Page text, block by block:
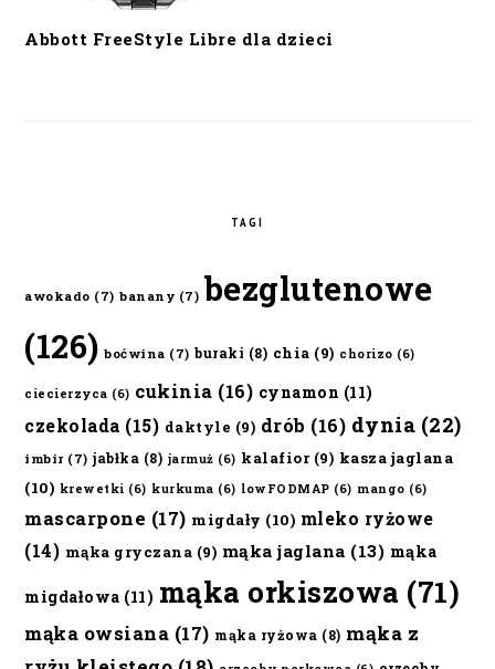
Abbott FreeStyle Libre dla dzieci
TAGI
awokado (7) banany (7) bezglutenowe
(126) boćwina (7) buraki (8) chia (9) chorizo (6)
ciecierzyca (6) cukinia (16) cynamon (11)
czekolada (15) daktyle (9) drób (16) dynia (22)
imbir (7) jabłka (8) jarmuż (6) kalafior(9) kasza jaglana
(10) krewetki (6) kurkuma (6) lowFODMAP (6) mango (6)
mascarpone (17) migdały (10) mleko ryżowe
(14) mąka gryczana (9) mąka jaglana (13) mąka
migdałowa (11) mąka orkiszowa (71)
mąka owsiana (17) mąka ryżowa (8) mąka z